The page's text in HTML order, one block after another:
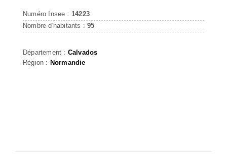
Numéro Insee : 14223
Nombre d'habitants :95
Département : Calvados
Région : Normandie